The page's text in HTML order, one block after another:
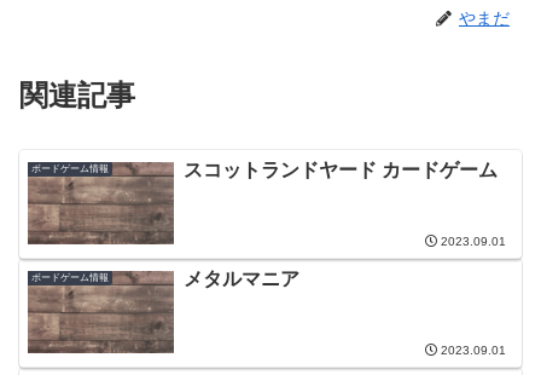
やまだ
関連記事
ボードゲーム情報 スコットランドヤード カードゲーム
2023.09.01
ボードゲーム情報 メタルマニア
2023.09.01